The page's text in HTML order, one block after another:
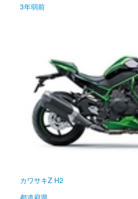
3年弱前
カワサキZ H2